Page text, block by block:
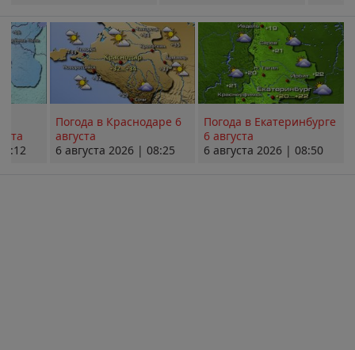
Погода в Краснодаре 6
августа
6 августа 2026 | 08:25
Погода в Екатеринбурге
6 августа
6 августа 2026 | 08:50